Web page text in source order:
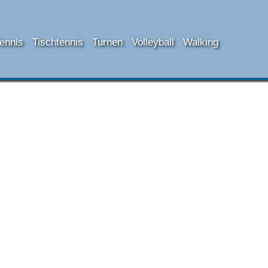
Tischtennis Turnen Volleyball Walking